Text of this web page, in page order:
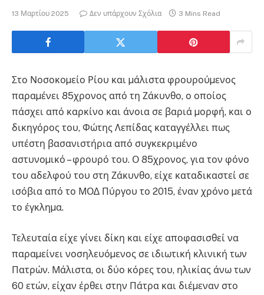
13 Μαρτίου 2025 Δεν υπάρχουν Σχόλια 3 Mins Read
Στο Νοσοκοµείο Ρίου και µάλιστα φρουρούµενος
παραµένει 85χρονος από τη Ζάκυνθο, ο οποίος
πάσχει από καρκίνο και άνοια σε βαριά µορφή, και ο
δικηγόρος του, Φώτης Λεπίδας καταγγέλλει πως
υπέστη βασανιστήρια από συγκεκριµένο
αστυνοµικό – φρουρό του. Ο 85χρονος, για τον φόνο
του αδελφού του στη Ζάκυνθο, είχε καταδικαστεί σε
ισόβια από το ΜΟ∆ Πύργου το 2015, έναν χρόνο µετά
το έγκληµα.
Τελευταία είχε γίνει δίκη και είχε αποφασισθεί να
παραµείνει νοσηλευόµενος σε ιδιωτική κλινική των
Πατρών. Μάλιστα, οι δύο κόρες του, ηλικίας άνω των
60 ετών, είχαν έρθει στην Πάτρα και διέµεναν στο